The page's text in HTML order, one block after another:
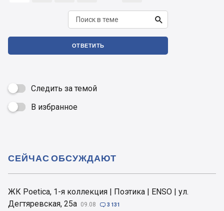

ОТВЕТИТЬ
Следить за темой
 В избранное
ЖК Poetica, 1-я коллекция | Поэтика | ENSO | ул.
Дегтяревская, 25а 09.08  3 131
СЕЙЧАС ОБСУЖДАЮТ